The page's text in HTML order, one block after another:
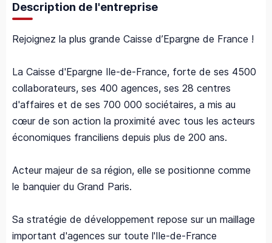
Description de l'entreprise
Rejoignez la plus grande Caisse d’Epargne de France !
La Caisse d'Epargne Ile-de-France, forte de ses 4500
collaborateurs, ses 400 agences, ses 28 centres
d'affaires et de ses 700 000 sociétaires, a mis au
cœur de son action la proximité avec tous les acteurs
économiques franciliens depuis plus de 200 ans.
Acteur majeur de sa région, elle se positionne comme
le banquier du Grand Paris.
Sa stratégie de développement repose sur un maillage
important d'agences sur toute l'Ile-de-France